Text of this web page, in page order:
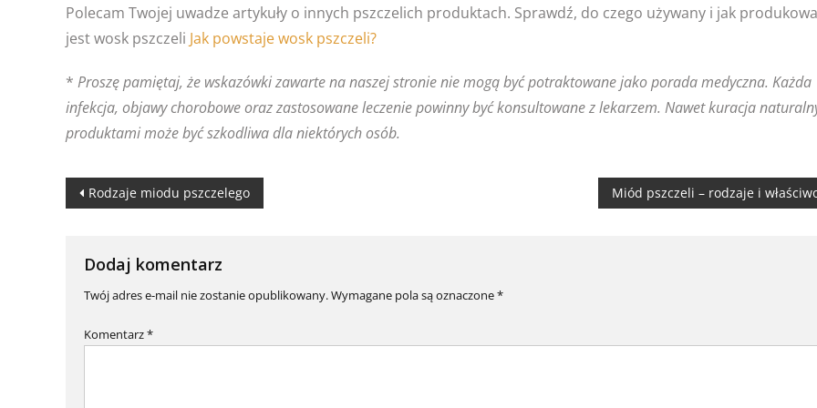
Polecam Twojej uwadze artykuły o innych pszczelich produktach. Sprawdź, do czego używany i jak
jest wosk pszczeli Jak powstaje wosk pszczeli?
* Proszę pamiętaj, że wskazówki zawarte na naszej stronie nie mogą być potraktowane jako porada medyczna. Każda
infekcja, objawy chorobowe oraz zastosowane leczenie powinny być konsultowane z lekarzem. Nawet kuracja
produktami może być szkodliwa dla niektórych osób.
Nawigacja
Rodzaje miodu pszczelego Miód pszczeli – rodzaje i
Dodaj komentarz
Twój adres e-mail nie zostanie opublikowany.Wymagane pola są oznaczone*
Komentarz*